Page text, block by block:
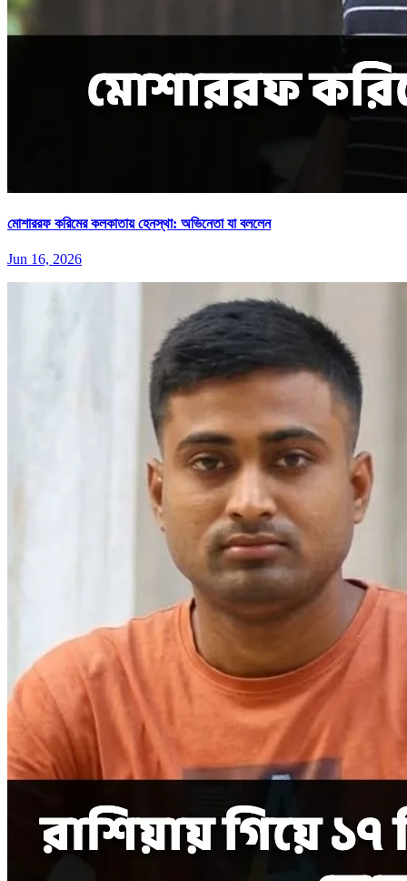
মোশাররফ করিমের কলকাতায় হেনস্থা: অভিনেতা যা বললেন
Jun 16, 2026